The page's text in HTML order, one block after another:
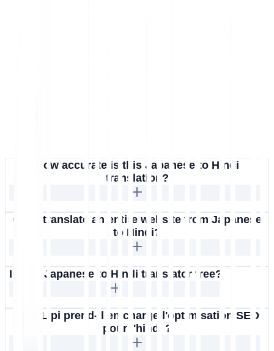
How accurate is this Japanese to Hindi
translation?
Can I translate an entire website from Japanese
to Hindi?
Is this Japanese to Hindi translator free?
MultiLipi prend-il en charge l'optimisation SEO
pour l'hindi ?